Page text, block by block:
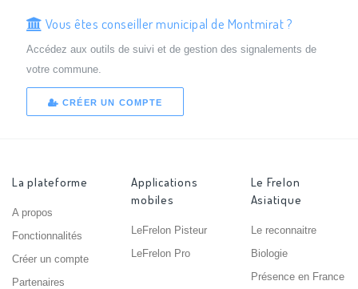
Vous êtes conseiller municipal de Montmirat ?
Accédez aux outils de suivi et de gestion des signalements de
votre commune.
CRÉER UN COMPTE
La plateforme
A propos
Fonctionnalités
Créer un compte
Partenaires
Applications
mobiles
LeFrelon Pisteur
LeFrelon Pro
Le Frelon
Asiatique
Le reconnaitre
Biologie
Présence en France